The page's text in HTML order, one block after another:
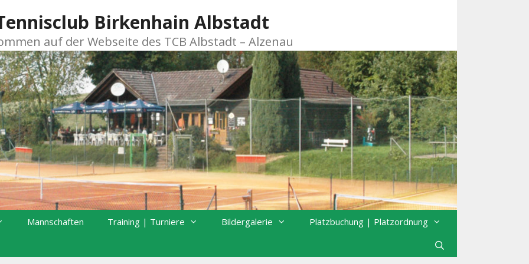
Birkenhain Albstadt
auf der Webseite des TCB Albstadt – Alzenau
Mannschaften Training | Turniere Bildergalerie
Platzbuchung | Platzordnung